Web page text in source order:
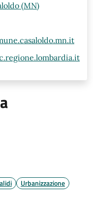
(MN)
Urbanizzazione